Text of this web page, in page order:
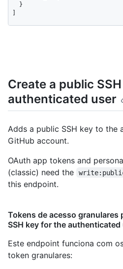
Create a public
authenticated user
Adds a public SSH key to the
GitHub account.
OAuth app tokens and
(classic) need the
this endpoint.
Tokens de acesso granulares
SSH key for the authenticated
Este endpoint funciona com
token granulares: